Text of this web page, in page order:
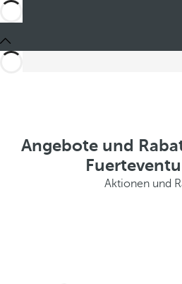
Angebote und
Aktionen und